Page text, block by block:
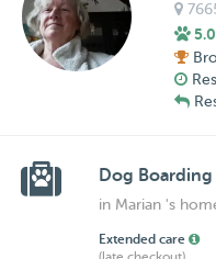
5.0
Dog Boarding
in Marian 's
Extended care